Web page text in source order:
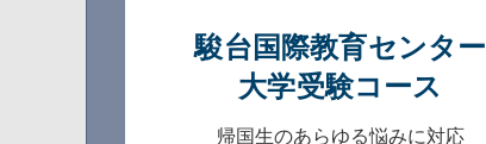
駿台国際教育センター
大学受験コース
帰国生のあらゆる悩みに対応